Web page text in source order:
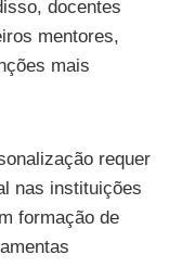
docentes
mentores,
mais
requer
nas instituições
formação de